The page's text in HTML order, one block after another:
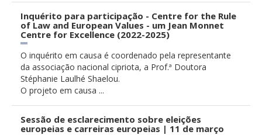
Inquérito para participação - Centre for the Rule
of Law and European Values - um Jean Monnet
Centre for Excellence (2022-2025)
O inquérito em causa é coordenado pela representante
da associação nacional cipriota, a Prof.ª Doutora
Stéphanie Laulhé Shaelou.
O projeto em causa ...
Sessão de esclarecimento sobre eleições
europeias e carreiras europeias | 11 de março